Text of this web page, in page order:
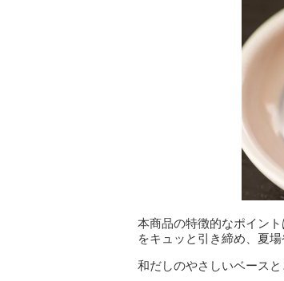
本商品の特徴的なポイン
をキュッと引き締め、夏
和だしのやさしいベース